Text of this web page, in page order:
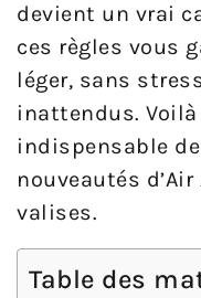
devient un vrai
ces règles vous
léger, sans
inattendus.
indispensable
nouveautés
valises.
Table des